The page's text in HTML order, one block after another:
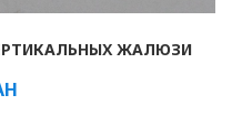
ЖАЛЮЗИ